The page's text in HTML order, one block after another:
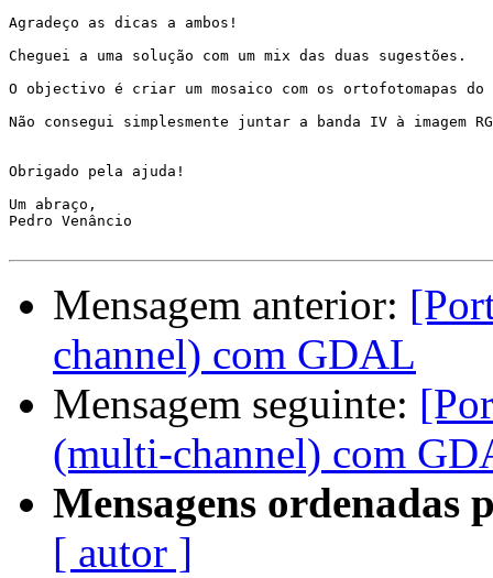
Agradeço as dicas a ambos!
Cheguei a uma solução com um mix das duas sugestões.
O objectivo é criar um mosaico com os ortofotomapas
Não consegui simplesmente juntar a banda IV à
Obrigado pela ajuda!
Um abraço,
Pedro Venâncio
Mensagem anterior:
channel) com GDAL
Mensagem seguinte:
(multi-channel) com
Mensagens ordenadas
[ autor ]